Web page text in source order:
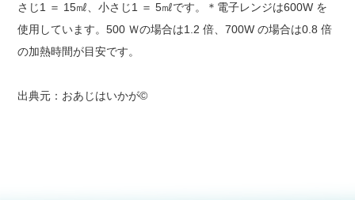
さじ1 ＝ 15㎖、小さじ1 ＝ 5㎖です。＊電子レンジは600W を
使用しています。500 Ｗの場合は1.2 倍、700W の場合は0.8 倍
の加熱時間が目安です。
出典元：おあじはいかが©